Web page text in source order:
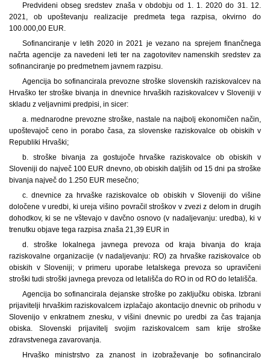
Predvideni obseg sredstev znaša v obdobju od 1. 1. 2020 do 31. 12.
2021, ob upoštevanju realizacije predmeta tega razpisa, okvirno do
100.000,00 EUR.
Sofinanciranje v letih 2020 in 2021 je vezano na sprejem finančnega
načrta agencije za navedeni leti ter na zagotovitev namenskih sredstev za
sofinanciranje po predmetnem javnem razpisu.
Agencija bo sofinancirala prevozne stroške slovenskih raziskovalcev na
Hrvaško ter stroške bivanja in dnevnice hrvaških raziskovalcev v Sloveniji v
skladu z veljavnimi predpisi, in sicer:
a. mednarodne prevozne stroške, nastale na najbolj ekonomičen način,
upoštevajoč ceno in porabo časa, za slovenske raziskovalce ob obiskih v
Republiki Hrvaški;
b. stroške bivanja za gostujoče hrvaške raziskovalce ob obiskih v
Sloveniji do največ 100 EUR dnevno, ob obiskih daljših od 15 dni pa stroške
bivanja največ do 1.250 EUR mesečno;
c. dnevnice za hrvaške raziskovalce ob obiskih v Sloveniji do višine
določene v uredbi, ki ureja višino povračil stroškov v zvezi z delom in drugih
dohodkov, ki se ne vštevajo v davčno osnovo (v nadaljevanju: uredba), ki v
trenutku objave tega razpisa znaša 21,39 EUR in
d. stroške lokalnega javnega prevoza od kraja bivanja do kraja
raziskovalne organizacije (v nadaljevanju: RO) za hrvaške raziskovalce ob
obiskih v Sloveniji; v primeru uporabe letalskega prevoza so upravičeni
stroški tudi stroški javnega prevoza od letališča do RO in od RO do letališča.
Agencija bo sofinancirala dejanske stroške po zaključku obiska. Izbrani
prijavitelji hrvaškim raziskovalcem izplačajo akontacijo dnevnic ob prihodu v
Slovenijo v enkratnem znesku, v višini dnevnic po uredbi za čas trajanja
obiska. Slovenski prijavitelj svojim raziskovalcem sam krije stroške
zdravstvenega zavarovanja.
Hrvaško ministrstvo za znanost in izobraževanje bo sofinanciralo